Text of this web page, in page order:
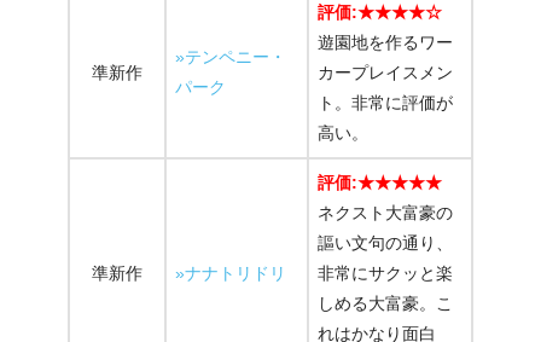
準新作
»テンペニー・
パーク
評価:★★★★☆
遊園地を作るワー
カープレイスメン
ト。非常に評価が
高い。
準新作 »ナナトリドリ
評価:★★★★★
ネクスト大富豪の
謳い文句の通り、
非常にサクッと楽
しめる大富豪。こ
れはかなり面白